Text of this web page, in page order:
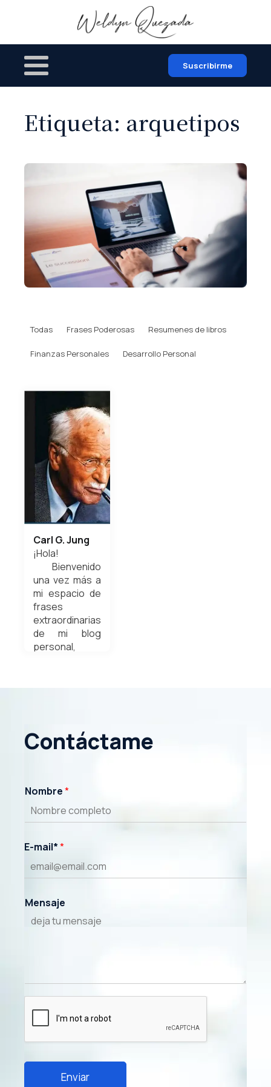
Suscribirme
Etiqueta: arquetipos
Todas Frases Poderosas Resumenes de libros
Finanzas Personales Desarrollo Personal
Carl G. Jung
¡Hola!
Bienvenido
una vez más a
mi espacio de
frases
extraordinarias
de mi blog
personal,
Contáctame
Nombre*
E-mail**
Mensaje
Enviar